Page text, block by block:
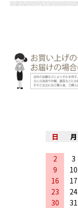
日
月
2
3
9
10
16
17
23
24
30
31